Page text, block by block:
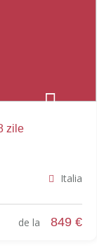
zile
Italia
de la 849 €